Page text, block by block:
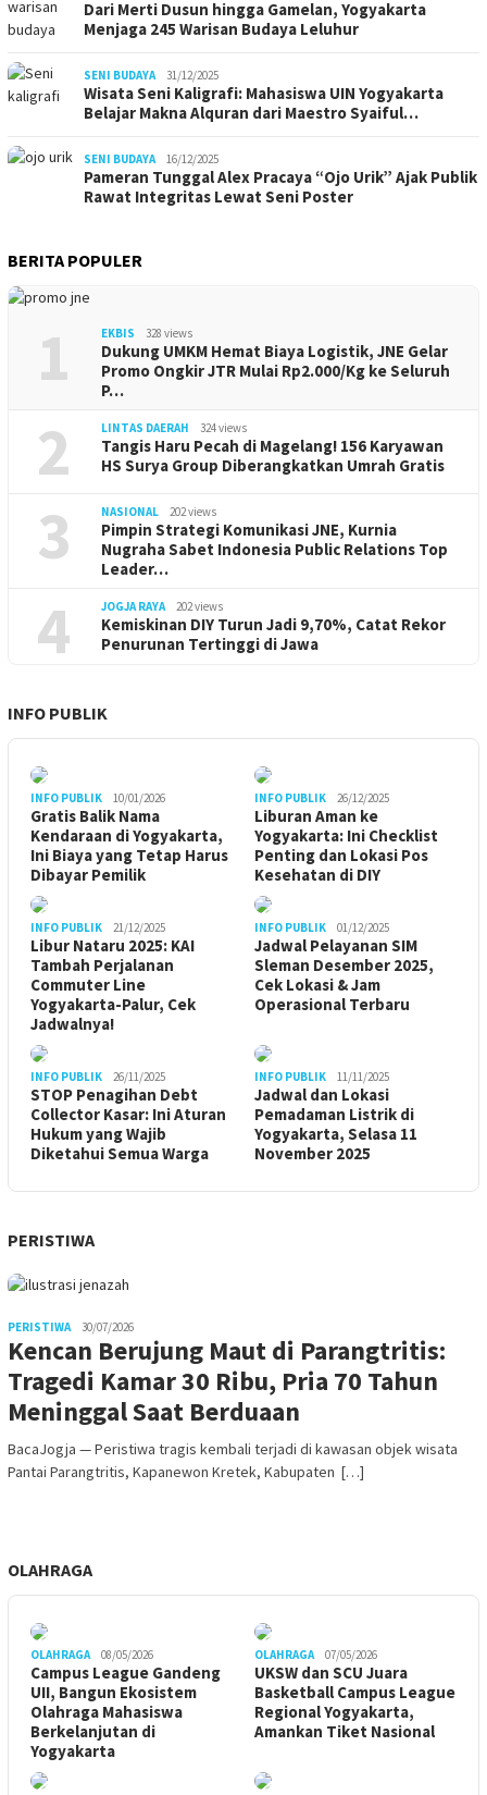
Dari Merti Dusun hingga Gamelan, Yogyakarta
Menjaga 245 Warisan Budaya Leluhur
SENI BUDAYA 31/12/2025
Wisata Seni Kaligrafi: Mahasiswa UIN Yogyakarta
Belajar Makna Alquran dari Maestro Syaiful…
SENI BUDAYA 16/12/2025
Pameran Tunggal Alex Pracaya “Ojo Urik” Ajak Publik
Rawat Integritas Lewat Seni Poster
BERITA POPULER
1 EKBIS 328 views
Dukung UMKM Hemat Biaya Logistik, JNE Gelar
Promo Ongkir JTR Mulai Rp2.000/Kg ke Seluruh
P…
2 LINTAS DAERAH 324 views
Tangis Haru Pecah di Magelang! 156 Karyawan
HS Surya Group Diberangkatkan Umrah Gratis
3 NASIONAL 202 views
Pimpin Strategi Komunikasi JNE, Kurnia
Nugraha Sabet Indonesia Public Relations Top
Leader…
4 JOGJA RAYA 202 views
Kemiskinan DIY Turun Jadi 9,70%, Catat Rekor
Penurunan Tertinggi di Jawa
INFO PUBLIK
INFO PUBLIK 10/01/2026
Gratis Balik Nama
Kendaraan di Yogyakarta,
Ini Biaya yang Tetap Harus
Dibayar Pemilik
INFO PUBLIK 26/12/2025
Liburan Aman ke
Yogyakarta: Ini Checklist
Penting dan Lokasi Pos
Kesehatan di DIY
INFO PUBLIK 21/12/2025
Libur Nataru 2025: KAI
Tambah Perjalanan
Commuter Line
Yogyakarta-Palur, Cek
Jadwalnya!
INFO PUBLIK 01/12/2025
Jadwal Pelayanan SIM
Sleman Desember 2025,
Cek Lokasi & Jam
Operasional Terbaru
INFO PUBLIK 26/11/2025
STOP Penagihan Debt
Collector Kasar: Ini Aturan
Hukum yang Wajib
Diketahui Semua Warga
INFO PUBLIK 11/11/2025
Jadwal dan Lokasi
Pemadaman Listrik di
Yogyakarta, Selasa 11
November 2025
PERISTIWA
PERISTIWA 30/07/2026
Kencan Berujung Maut di Parangtritis:
Tragedi Kamar 30 Ribu, Pria 70 Tahun
Meninggal Saat Berduaan
BacaJogja — Peristiwa tragis kembali terjadi di kawasan objek wisata
Pantai Parangtritis, Kapanewon Kretek, Kabupaten […]
OLAHRAGA
OLAHRAGA 08/05/2026
Campus League Gandeng
UII, Bangun Ekosistem
Olahraga Mahasiswa
Berkelanjutan di
Yogyakarta
OLAHRAGA 07/05/2026
UKSW dan SCU Juara
Basketball Campus League
Regional Yogyakarta,
Amankan Tiket Nasional